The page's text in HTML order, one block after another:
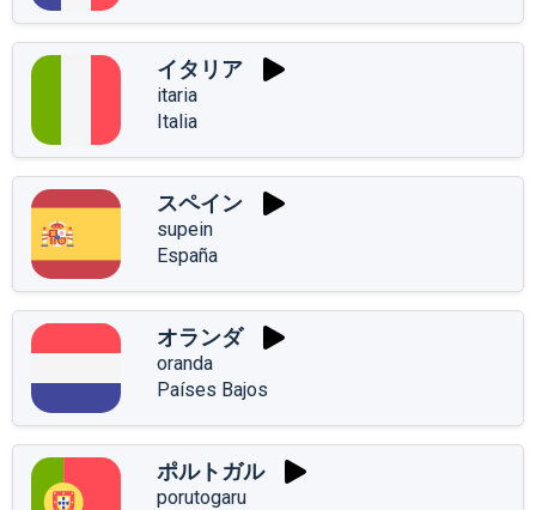
イタリア
itaria
Italia
スペイン
supein
España
オランダ
oranda
Países Bajos
ポルトガル
porutogaru